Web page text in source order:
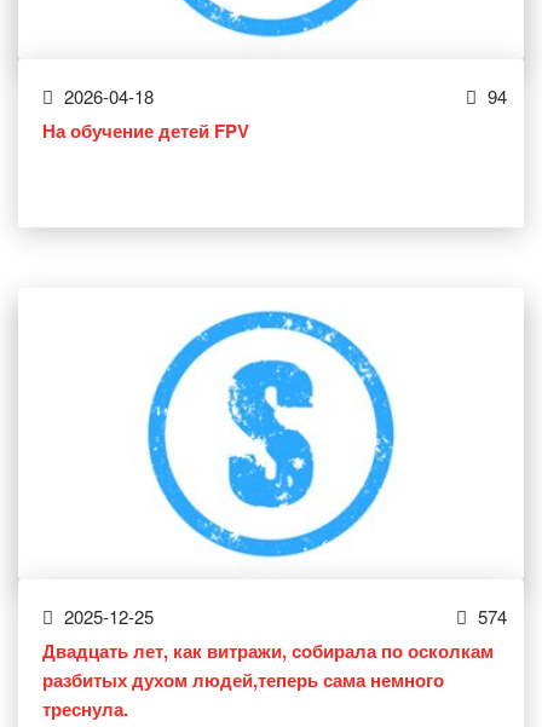
2026-04-18 94
На обучение детей FPV
2025-12-25 574
Двадцать лет, как витражи, собирала по осколкам
разбитых духом людей,теперь сама немного
треснула.